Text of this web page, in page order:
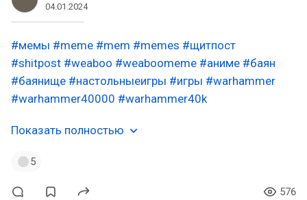
04.01.2024
#мемы #meme #mem #memes #щитпост
#shitpost #weaboo #weaboomeme #аниме #баян
#баянище #настольныеигры #игры #warhammer
#warhammer40000 #warhammer40k
Показать полностью
5
576